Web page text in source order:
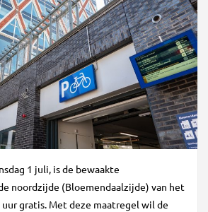
1 juli, is de bewaakte
noordzijde (Bloemendaalzijde) van het
uur gratis. Met deze maatregel wil de